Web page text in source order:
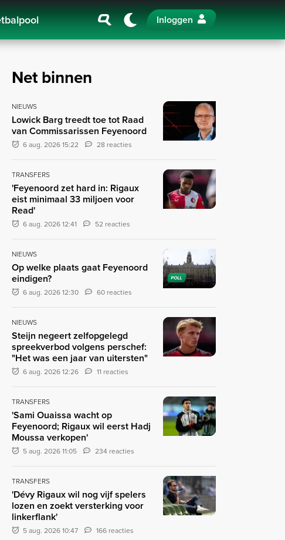
Inloggen
Net binnen
NIEUWS
Lowick Barg treedt toe tot Raad
van Commissarissen Feyenoord
6 aug. 2026 15:22 28 reacties
TRANSFERS
'Feyenoord zet hard in: Rigaux
eist minimaal 33 miljoen voor
Read'
6 aug. 2026 12:41 52 reacties
POLL
NIEUWS
Op welke plaats gaat Feyenoord
eindigen?
6 aug. 2026 12:30 60 reacties
NIEUWS
Steijn negeert zelfopgelegd
spreekverbod volgens perschef:
"Het was een jaar van uitersten"
6 aug. 2026 12:26 11 reacties
TRANSFERS
'Sami Ouaissa wacht op
Feyenoord; Rigaux wil eerst Hadj
Moussa verkopen'
5 aug. 2026 11:05 234 reacties
TRANSFERS
'Dévy Rigaux wil nog vijf spelers
lozen en zoekt versterking voor
linkerflank'
5 aug. 2026 10:47 166 reacties